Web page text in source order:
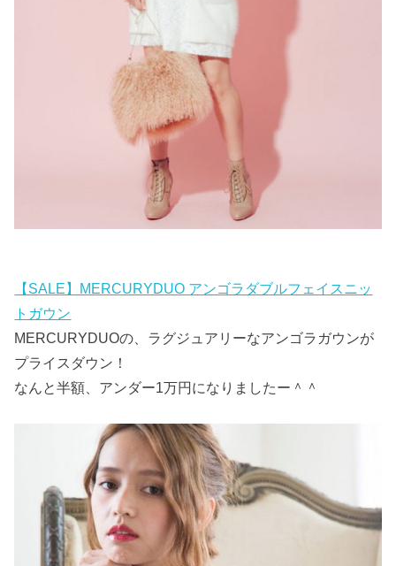
【SALE】MERCURYDUO アンゴラダブルフェイスニッ
トガウン
MERCURYDUOの、ラグジュアリーなアンゴラガウンが
プライスダウン！
なんと半額、アンダー1万円になりましたー＾＾